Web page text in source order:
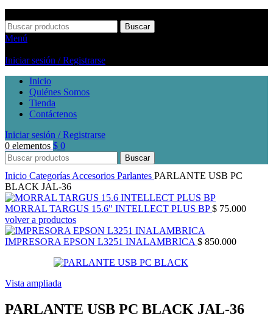
Buscar
Menú
Iniciar sesión / Registrarse
Inicio
Quiénes Somos
Tienda
Contáctenos
Iniciar sesión / Registrarse
0 elementos $ 0
Buscar
Inicio Categorías Accesorios Parlantes PARLANTE USB PC
BLACK JAL-36
MORRAL TARGUS 15.6" INTELLECT PLUS BP$ 75.000
volver a productos
IMPRESORA EPSON L3251 INALAMBRICA $ 850.000
Vista ampliada
PARLANTE USB PC BLACK JAL-36